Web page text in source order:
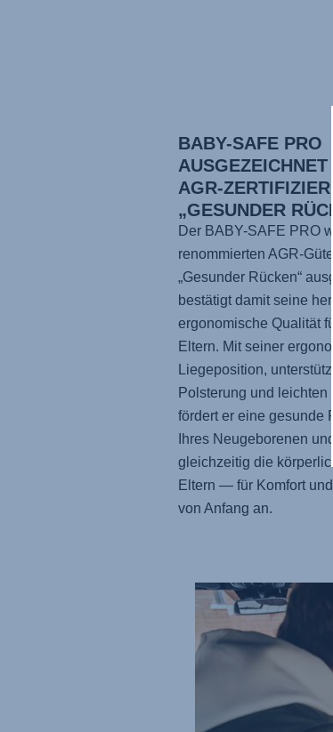
BABY-SAFE PRO
AUSGEZEICHNET
AGR-
„GESUNDER
Der BABY-SAFE PRO
renommierten AGR-
„Gesunder Rücken“
bestätigt damit seine
ergonomische Qualität
Eltern. Mit seiner
Liegeposition,
Polsterung und leichten
fördert er eine gesunde
Ihres Neugeborenen
gleichzeitig die
Eltern — für Komfort
von Anfang an.